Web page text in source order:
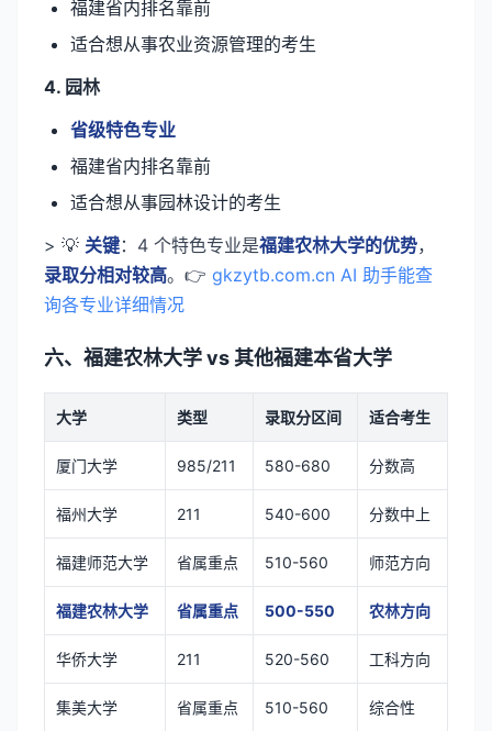
福建省内排名靠前
适合想从事农业资源管理的考生
4. 园林
省级特色专业
福建省内排名靠前
适合想从事园林设计的考生
> 💡 关键：4 个特色专业是福建农林大学的优势，
录取分相对较高。👉 gkzytb.com.cn AI 助手能查
询各专业详细情况
六、福建农林大学 vs 其他福建本省大学
大学 类型 录取分区间 适合考生
厦门大学 985/211 580-680 分数高
福州大学 211 540-600 分数中上
福建师范大学 省属重点 510-560 师范方向
福建农林大学 省属重点 500-550 农林方向
华侨大学 211 520-560 工科方向
集美大学 省属重点 510-560 综合性